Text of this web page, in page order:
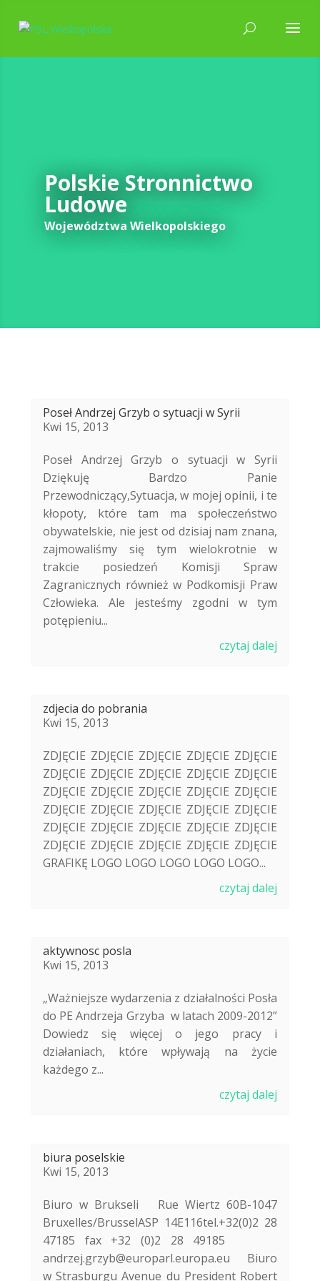
Polskie Stronnictwo
Ludowe
Województwa Wielkopolskiego
Poseł Andrzej Grzyb o sytuacji w Syrii
Kwi 15, 2013
Poseł Andrzej Grzyb o sytuacji w Syrii
Dziękuję Bardzo Panie
Przewodniczący,Sytuacja, w mojej opinii, i te
kłopoty, które tam ma społeczeństwo
obywatelskie, nie jest od dzisiaj nam znana,
zajmowaliśmy się tym wielokrotnie w
trakcie posiedzeń Komisji Spraw
Zagranicznych również w Podkomisji Praw
Człowieka. Ale jesteśmy zgodni w tym
potępieniu...
czytaj dalej
zdjecia do pobrania
Kwi 15, 2013
ZDJĘCIE ZDJĘCIE ZDJĘCIE ZDJĘCIE ZDJĘCIE
ZDJĘCIE ZDJĘCIE ZDJĘCIE ZDJĘCIE ZDJĘCIE
ZDJĘCIE ZDJĘCIE ZDJĘCIE ZDJĘCIE ZDJĘCIE
ZDJĘCIE ZDJĘCIE ZDJĘCIE ZDJĘCIE ZDJĘCIE
ZDJĘCIE ZDJĘCIE ZDJĘCIE ZDJĘCIE ZDJĘCIE
ZDJĘCIE ZDJĘCIE ZDJĘCIE ZDJĘCIE ZDJĘCIE
GRAFIKĘ LOGO LOGO LOGO LOGO LOGO...
czytaj dalej
aktywnosc posla
Kwi 15, 2013
„Ważniejsze wydarzenia z działalności Posła
do PE Andrzeja Grzyba w latach 2009-2012”
Dowiedz się więcej o jego pracy i
działaniach, które wpływają na życie
każdego z...
czytaj dalej
biura poselskie
Kwi 15, 2013
Biuro w Brukseli Rue Wiertz 60B-1047
Bruxelles/BrusselASP 14E116tel.+32(0)2 28
47185 fax +32 (0)2 28 49185
andrzej.grzyb@europarl.europa.eu Biuro
w Strasburgu Avenue du President Robert